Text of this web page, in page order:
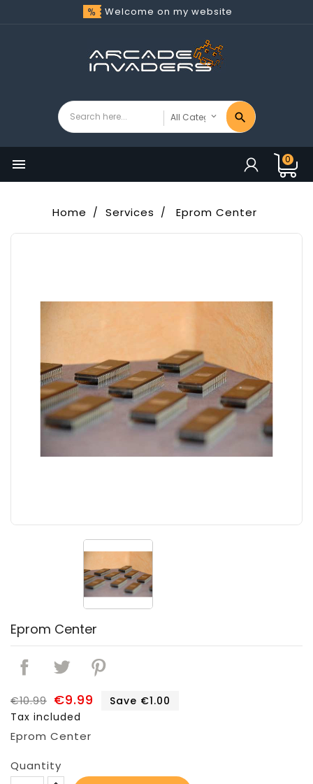
Welcome on my website
 0
Home Services Eprom Center
Eprom Center
€10.99 €9.99
Save €1.00
Tax included
Eprom Center
Quantity